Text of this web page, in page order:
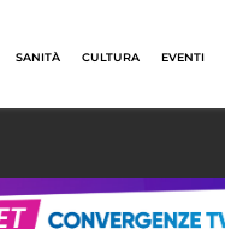
SANITÀ CULTURA EVENTI